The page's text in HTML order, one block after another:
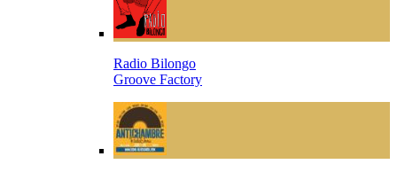
Radio Bilongo
Groove Factory